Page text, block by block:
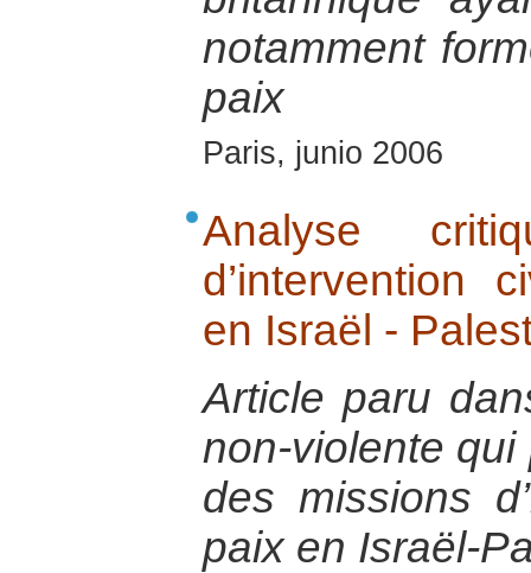
notamment
paix
Paris, junio 2006
Analyse
d’intervention
en Israël -
Article paru
non-violente
des missions
paix en Israël-